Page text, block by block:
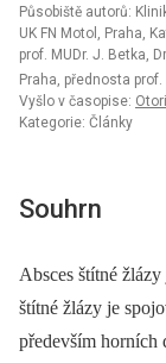
Působiště autorů:
UK FN Motol, Praha,
prof. MUDr. J. Betka,
Praha, přednosta
Vyšlo v časopise:
Kategorie: Články
Souhrn
Absces štítné
štítné žlázy je
především horních